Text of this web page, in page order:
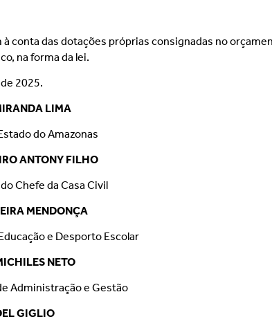
conta das dotações próprias consignadas no
na forma da lei.
2025.
LIMA
do Amazonas
ANTONY FILHO
Chefe da Casa Civil
MENDONÇA
e Desporto Escolar
NETO
Administração e Gestão
GIGLIO